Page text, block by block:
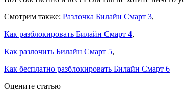
Смотрим также: Разлочка Билайн Смарт 3,
Как разблокировать Билайн Смарт 4,
Как разлочить Билайн Смарт 5,
Как бесплатно разблокировать Билайн Смарт 6
Оцените статью